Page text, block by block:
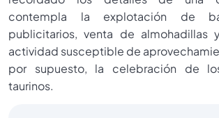
contempla la explotación de
publicitarios, venta de almohadillas
actividad susceptible de
por supuesto, la celebración de
taurinos.